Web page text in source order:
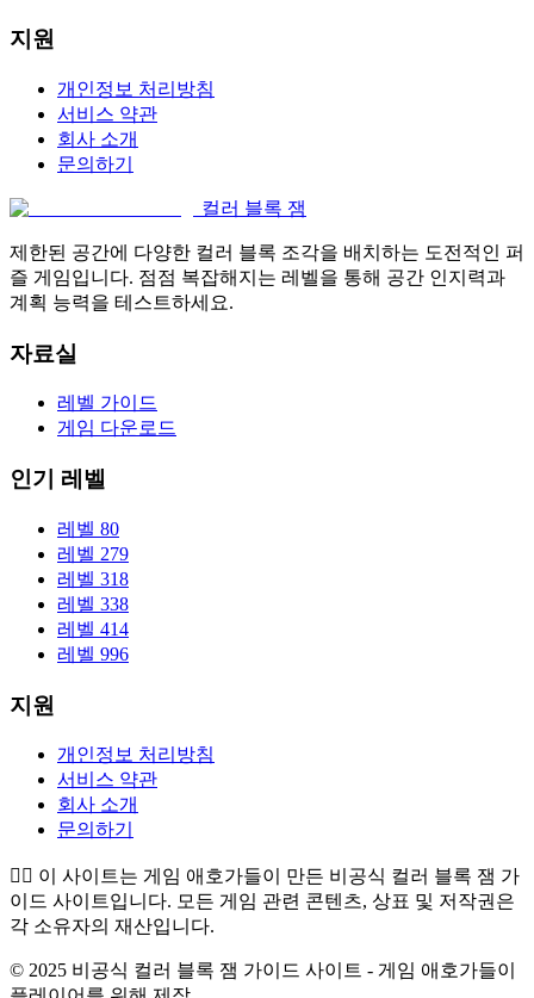
지원
개인정보 처리방침
서비스 약관
회사 소개
문의하기
컬러 블록 잼
제한된 공간에 다양한 컬러 블록 조각을 배치하는 도전적인 퍼
즐 게임입니다. 점점 복잡해지는 레벨을 통해 공간 인지력과
계획 능력을 테스트하세요.
자료실
레벨 가이드
게임 다운로드
인기 레벨
레벨 80
레벨 279
레벨 318
레벨 338
레벨 414
레벨 996
지원
개인정보 처리방침
서비스 약관
회사 소개
문의하기
👉🏻 이 사이트는 게임 애호가들이 만든 비공식 컬러 블록 잼 가
이드 사이트입니다. 모든 게임 관련 콘텐츠, 상표 및 저작권은
각 소유자의 재산입니다.
© 2025 비공식 컬러 블록 잼 가이드 사이트 - 게임 애호가들이